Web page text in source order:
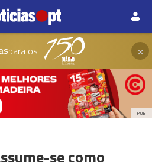
para os ×
PUB
se como